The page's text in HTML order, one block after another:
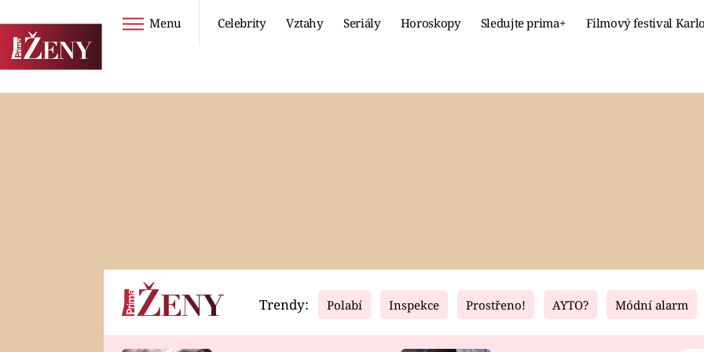
Menu Celebrity Vztahy Seriály Horoskopy Sledujte prima+ Filmový festival
Horoskopy Video Fresh Living
Trendy: Polabí Inspekce Prostřeno! AYTO? Módní alarm